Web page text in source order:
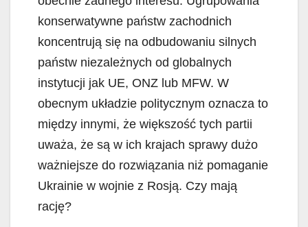
konserwatywne państw zachodnich
koncentrują się na odbudowaniu silnych
państw niezależnych od globalnych
instytucji jak UE, ONZ lub MFW. W
obecnym układzie politycznym oznacza to
między innymi, że większość tych partii
uważa, że są w ich krajach sprawy dużo
ważniejsze do rozwiązania niż pomaganie
Ukrainie w wojnie z Rosją. Czy mają
rację?